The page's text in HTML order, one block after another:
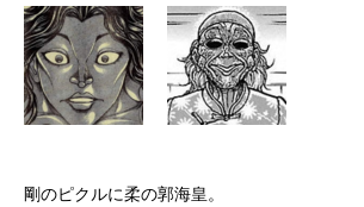
剛のピクルに柔の郭海皇。